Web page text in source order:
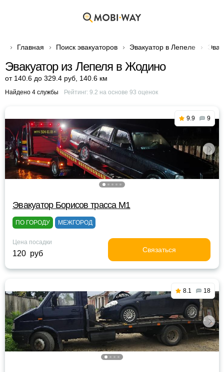
Главная Поиск эвакуаторов Эвакуатор в Лепеле
Эвакуатор из Лепеля в Жодино
от 140.6 до 329.4 руб 140.6 км
Найдено 4 службы Рейтинг: 9.2 на основе 93 оценок
9.9 9
Эвакуатор Борисов трасса М1
ПО ГОРОДУ МЕЖГОРОД
Цена посадки
120 руб Связаться
8.1 18